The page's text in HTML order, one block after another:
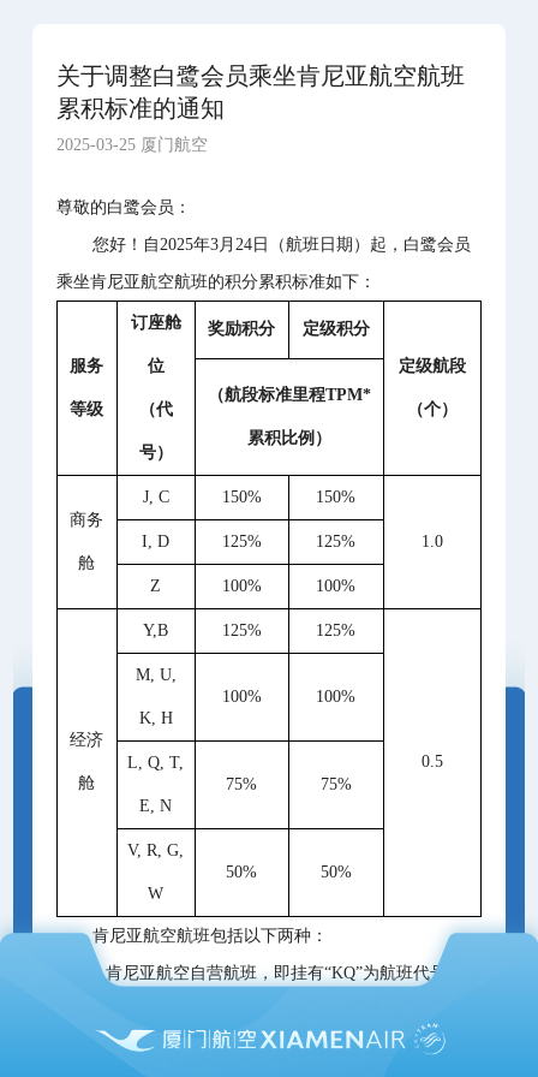
关于调整白鹭会员乘坐肯尼亚航空航班
累积标准的通知
2025-03-25 厦门航空
尊敬的白鹭会员：
您好！自2025年3月24日（航班日期）起，白鹭会员
乘坐肯尼亚航空航班的积分累积标准如下：
服务
等级
订座舱
位
（代
号）
奖励积分 定级积分
定级航段
（个）
（航段标准里程TPM*
累积比例）
商务
舱
J, C 150% 150%
1.0
I, D 125% 125%
Z 100% 100%
经济
舱
Y,B 125% 125%
0.5
M, U,
K, H
100% 100%
L, Q, T,
E, N
75% 75%
V, R, G,
W
50% 50%
肯尼亚航空航班包括以下两种：
1.肯尼亚航空自营航班，即挂有“KQ”为航班代号且由
2.市场方为肯尼亚航空，承运方为天合联盟成员航空